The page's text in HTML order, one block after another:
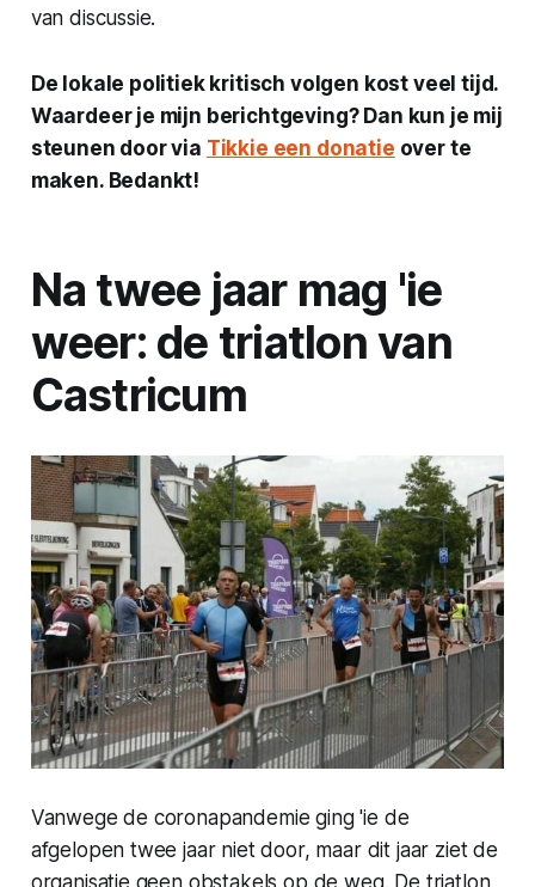
van discussie.
De lokale politiek kritisch volgen kost veel tijd.
Waardeer je mijn berichtgeving? Dan kun je mij
steunen door via Tikkie een donatie over te
maken. Bedankt!
Na twee jaar mag 'ie
weer: de triatlon van
Castricum
Vanwege de coronapandemie ging 'ie de
afgelopen twee jaar niet door, maar dit jaar ziet de
organisatie geen obstakels op de weg. De triatlon